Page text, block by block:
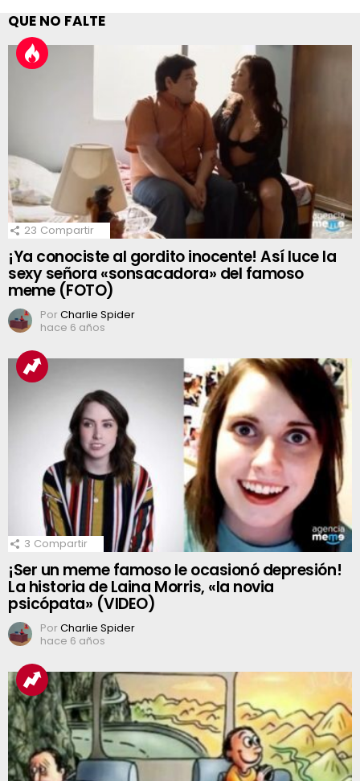
QUE NO FALTE
23 Compartir
¡Ya conociste al gordito inocente! Así luce la
sexy señora «sonsacadora» del famoso
meme (FOTO)
PorCharlie Spider
hace 6 años
3 Compartir
¡Ser un meme famoso le ocasionó depresión!
La historia de Laina Morris, «la novia
psicópata» (VIDEO)
PorCharlie Spider
hace 6 años